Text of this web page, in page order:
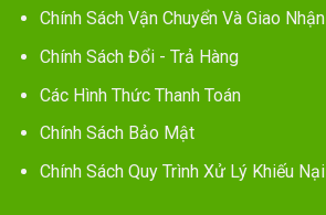
Chính Sách Vận Chuyển Và Giao Nhận
Chính Sách Đổi - Trả Hàng
Các Hình Thức Thanh Toán
Chính Sách Bảo Mật
Chính Sách Quy Trình Xử Lý Khiếu Nại